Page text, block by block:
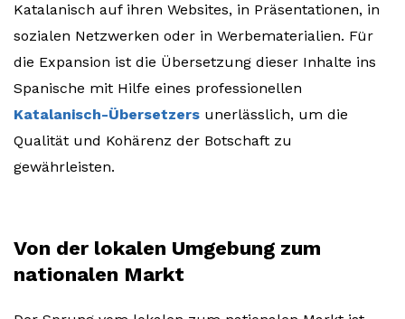
Katalanisch auf ihren Websites, in Präsentationen, in
sozialen Netzwerken oder in Werbematerialien. Für
die Expansion ist die Übersetzung dieser Inhalte ins
Spanische mit Hilfe eines professionellen
Katalanisch-Übersetzers unerlässlich, um die
Qualität und Kohärenz der Botschaft zu
gewährleisten.
Von der lokalen Umgebung zum
nationalen Markt